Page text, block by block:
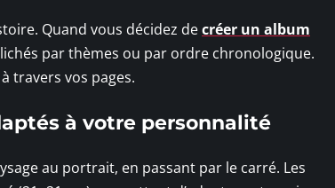
Quand vous décidez decréer un album
par thèmes ou par ordre chronologique.
travers vos pages.
à votre personnalité
au portrait, en passant par le carré. Les